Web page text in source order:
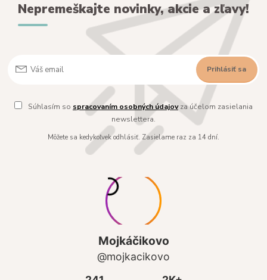
Nepremeškajte novinky, akcie a zľavy!
Prihlásiť sa
Súhlasím so spracovaním osobných údajovza účelom zasielania
newslettera.
Môžete sa kedykoľvek odhlásiť. Zasielame raz za 14 dní.